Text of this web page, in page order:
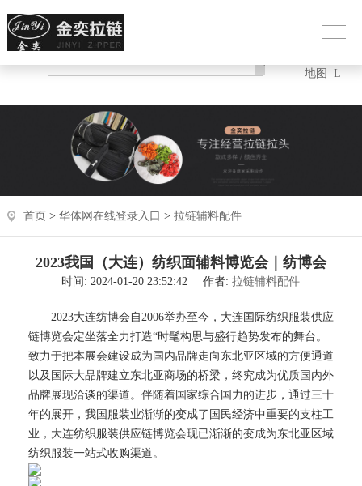
HOT热门：
网站
地图
XM
L
首页 > 华体网在线登录入口 > 拉链辅料配件
2023我国（大连）纺织面辅料博览会｜纺博会
时间: 2024-01-20 23:52:42 | 作者:拉链辅料配件
2023大连纺博会自2006举办至今，大连国际纺织服装供应
链博览会定坐落全力打造“时髦构思与盛行趋势发布的舞台。
致力于把本展会建设成为国内品牌走向东北亚区域的方便通道
以及国际大品牌建立东北亚商场的桥梁，终究成为优质国内外
品牌展现洽谈的渠道。伴随着国家综合国力的进步，通过三十
年的展开，我国服装业渐渐的变成了国民经济中重要的支柱工
业，大连纺织服装供应链博览会现已渐渐的变成为东北亚区域
纺织服装一站式收购渠道。